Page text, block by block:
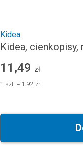
Kidea
Kidea,
11,49 zł
1 szt. = 1,92 zł